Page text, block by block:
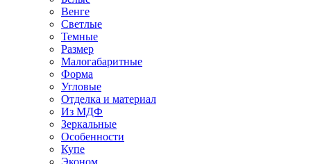
Венге
Светлые
Темные
Размер
Малогабаритные
Форма
Угловые
Отделка и материал
Из МДФ
Зеркальные
Особенности
Купе
Эконом